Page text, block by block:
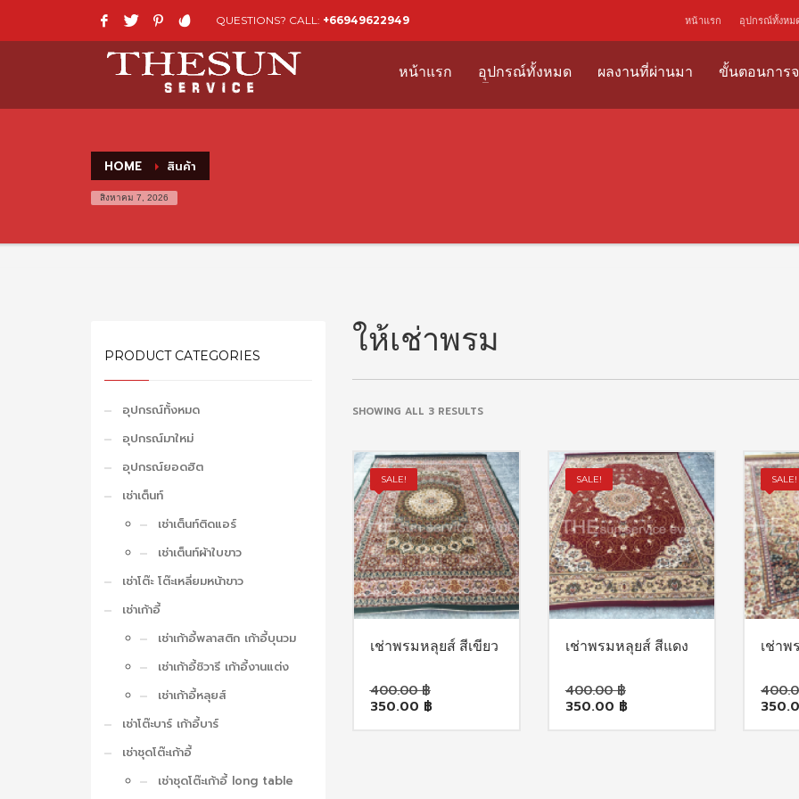
QUESTIONS? CALL: +66949622949 หน้าแรก อุปกรณ์ทั้งหม
หน้าแรก อุปกรณ์ทั้งหมด ผลงานที่ผ่านมา ขั้นตอนการ
HOME สินค้า
สิงหาคม 7, 2026
ให้เช่าพรม
SHOWING ALL 3 RESULTSSORTED
POPULARITY
SALE!
เช่าพรมหลุยส์ สีเขียว
400.00฿
350.00 ฿Current
SALE!
เช่าพรมหลุยส์ สีแดง
400.00฿
350.00 ฿Current
SALE!
เช่า
PRODUCT CATEGORIES
อุปกรณ์ทั้งหมด
อุปกรณ์มาใหม่
อุปกรณ์ยอดฮิต
เช่าเต็นท์
เช่าเต็นท์ติดแอร์
เช่าเต็นท์ผ้าใบขาว
เช่าโต๊ะ โต๊ะเหลี่ยมหน้าขาว
เช่าเก้าอี้
เช่าเก้าอี้พลาสติก เก้าอี้บุนวม
เช่าเก้าอี้ชิวารี เก้าอี้งานแต่ง
เช่าเก้าอี้หลุยส์
เช่าโต๊ะบาร์ เก้าอี้บาร์
เช่าชุดโต๊ะเก้าอี้
เช่าชุดโต๊ะเก้าอี้ long table